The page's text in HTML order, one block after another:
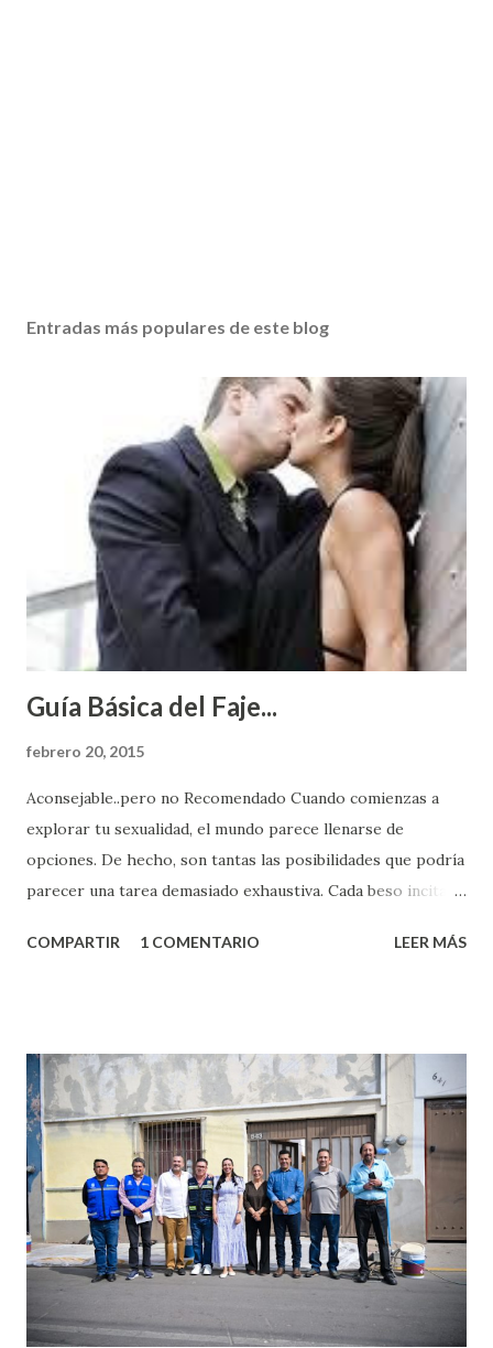
Entradas más populares de este blog
Guía Básica del Faje...
febrero 20, 2015
Aconsejable..pero no Recomendado Cuando comienzas a
explorar tu sexualidad, el mundo parece llenarse de
opciones. De hecho, son tantas las posibilidades que podría
parecer una tarea demasiado exhaustiva. Cada beso incita
partes de ti que jamás hubieras imaginado. El problema es
conoces ni la mitad de lo que deberías saber. Pero incluso
quienes ya han tenido relaciones sexuales no son expertos
o expertas en el tema. Siempre hay algo nuevo que
aprender y nuevas experiencias que conocer. Si eres una
chica y aún no has tenido relaciones sexuales, tal vez
pienses que el sexo será increíble y no puedas esperar para
experimentarlo, pero como cualquier persona con
experiencia te dirá, siempre es mejor cuando ambas partes
son suficientemen...
COMPARTIR 1 COMENTARIO LEER MÁS